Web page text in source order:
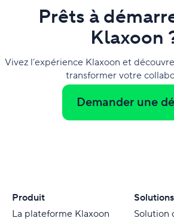
Prêts à
Klaxoon
Vivez l’expérience Klaxoon et
transformer votre
Demander une
Produit
La plateforme Klaxoon
Solutions
Solution